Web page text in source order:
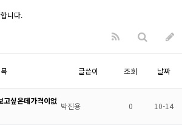
니다.
글쓴이 조회 날짜
고싶은데가격이없
박진용 0 10-14